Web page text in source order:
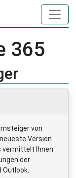
365
von
Version
vermittelt Ihnen
der
Outlook.